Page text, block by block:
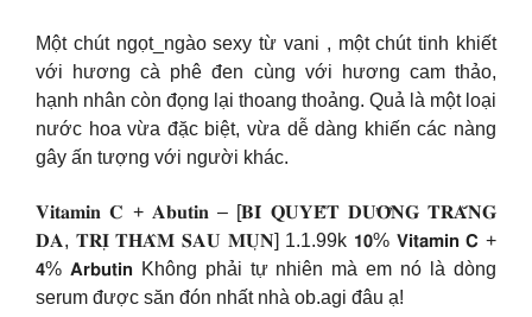
Một chút ngọt_ngào sexy từ vani , một chút tinh khiết
với hương cà phê đen cùng với hương cam thảo,
hạnh nhân còn đọng lại thoang thoảng. Quả là một loại
nước hoa vừa đặc biệt, vừa dễ dàng khiến các nàng
gây ấn tượng với người khác.
𝐕𝐢𝐭𝐚𝐦𝐢𝐧 𝐂 + 𝐀𝐛𝐮𝐭𝐢𝐧 – [𝐁𝐈́ 𝐐𝐔𝐘𝐄̂́𝐓 𝐃𝐔̛𝐎̛̃𝐍𝐆 𝐓𝐑𝐀̆́𝐍𝐆
𝐃𝐀, 𝐓𝐑𝐈̣ 𝐓𝐇𝐀̂𝐌 𝐒𝐀𝐔 𝐌𝐔̣𝐍] 1.1.99k 𝟭𝟬% 𝗩𝗶𝘁𝗮𝗺𝗶𝗻 𝗖 +
𝟰% 𝗔𝗿𝗯𝘂𝘁𝗶𝗻 Không phải tự nhiên mà em nó là dòng
serum được săn đón nhất nhà ob.agi đâu ạ!